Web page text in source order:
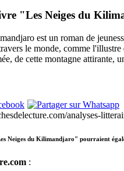
"Les Neiges du
est un roman de
le monde, comme
de cette montagne attirante,
analyses-
Neiges du Kilimandjaro" pourraient
: